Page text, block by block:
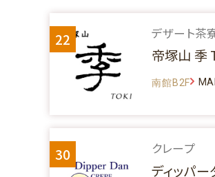
22 デザート茶
帝塚山 季
南館B2F
30 クレープ
ディッパー